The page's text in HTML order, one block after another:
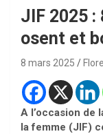
JIF 2025 :
osent et
8 mars 2025
A l’occasion de
la femme (JIF)